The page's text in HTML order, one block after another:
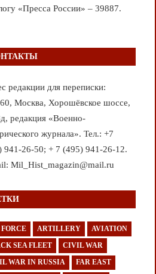
«Пресса России» – 39887.
редакции для переписки:
Москва, Хорошёвское шоссе,
редакция «Военно-
журнала». Тел.: +7
941-26-50; + 7 (495) 941-26-12.
Mil_Hist_magazin@mail.ru
ARTILLERY AVIATION
SEA FLEET CIVIL WAR
WAR IN RUSSIA FAR EAST